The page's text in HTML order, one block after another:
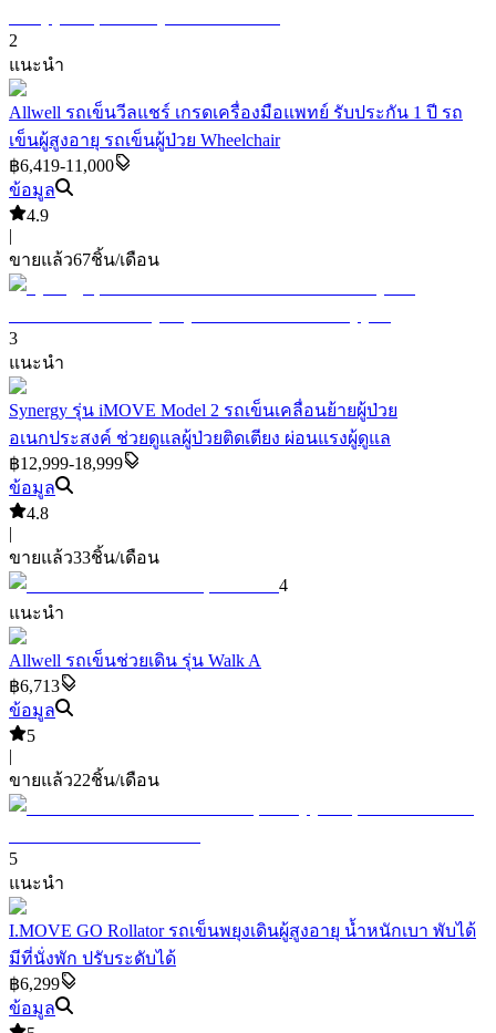
2
แนะนำ
Allwell รถเข็นวีลแชร์ เกรดเครื่องมือแพทย์ รับประกัน 1 ปี รถ
เข็นผู้สูงอายุ รถเข็นผู้ป่วย Wheelchair
฿6,419-11,000
ข้อมูล
4.9
|
ขายแล้ว67ชิ้น/เดือน
3
แนะนำ
Synergy รุ่น iMOVE Model 2 รถเข็นเคลื่อนย้ายผู้ป่วย
อเนกประสงค์ ช่วยดูแลผู้ป่วยติดเตียง ผ่อนแรงผู้ดูแล
฿12,999-18,999
ข้อมูล
4.8
|
ขายแล้ว33ชิ้น/เดือน
4
แนะนำ
Allwell รถเข็นช่วยเดิน รุ่น Walk A
฿6,713
ข้อมูล
5
|
ขายแล้ว22ชิ้น/เดือน
5
แนะนำ
I.MOVE GO Rollator รถเข็นพยุงเดินผู้สูงอายุ น้ำหนักเบา พับได้
มีที่นั่งพัก ปรับระดับได้
฿6,299
ข้อมูล